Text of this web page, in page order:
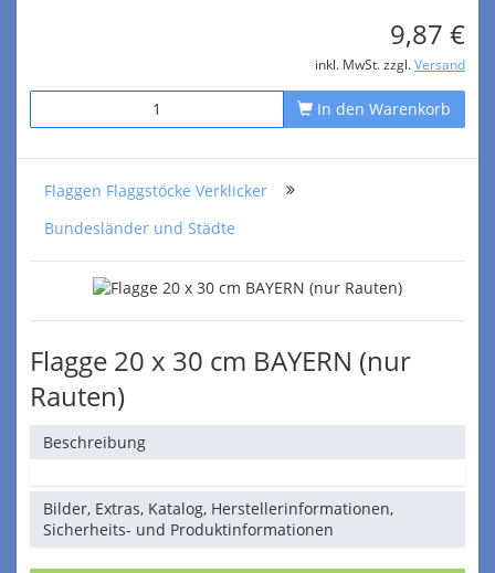
9,87 €
inkl. MwSt. zzgl. Versand
In den Warenkorb
Flaggen Flaggstöcke Verklicker
Bundesländer und Städte
Flagge 20 x 30 cm BAYERN (nur
Rauten)
Beschreibung
Bilder, Extras, Katalog, Herstellerinformationen,
Sicherheits- und Produktinformationen